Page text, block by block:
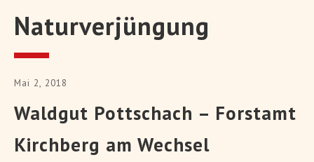
Naturverjüngung
Mai 2, 2018
Waldgut Pottschach – Forstamt
Kirchberg am Wechsel